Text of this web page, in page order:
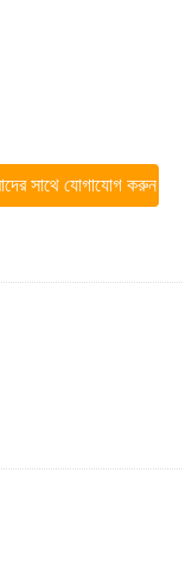
সাথে যোগাযোগ করুন